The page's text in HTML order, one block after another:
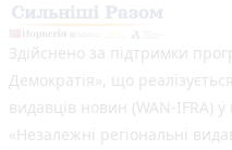
Здійснено за підтримки
Демократія», що
видавців новин (WAN-IFRA)
«Незалежні регіональні